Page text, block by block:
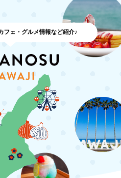
フェ・グルメ情報など紹介♪